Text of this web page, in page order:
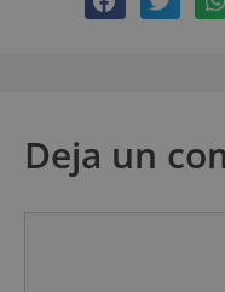
Deja un